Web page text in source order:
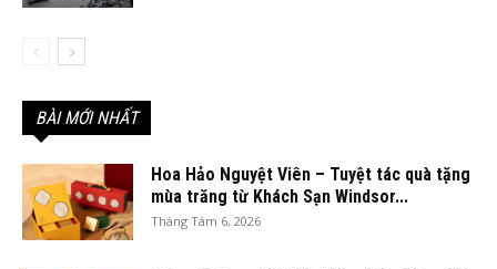
BÀI MỚI NHẤT
Hoa Hảo Nguyệt Viên – Tuyệt tác quà tặng
mùa trăng từ Khách Sạn Windsor...
Tháng Tám 6, 2026